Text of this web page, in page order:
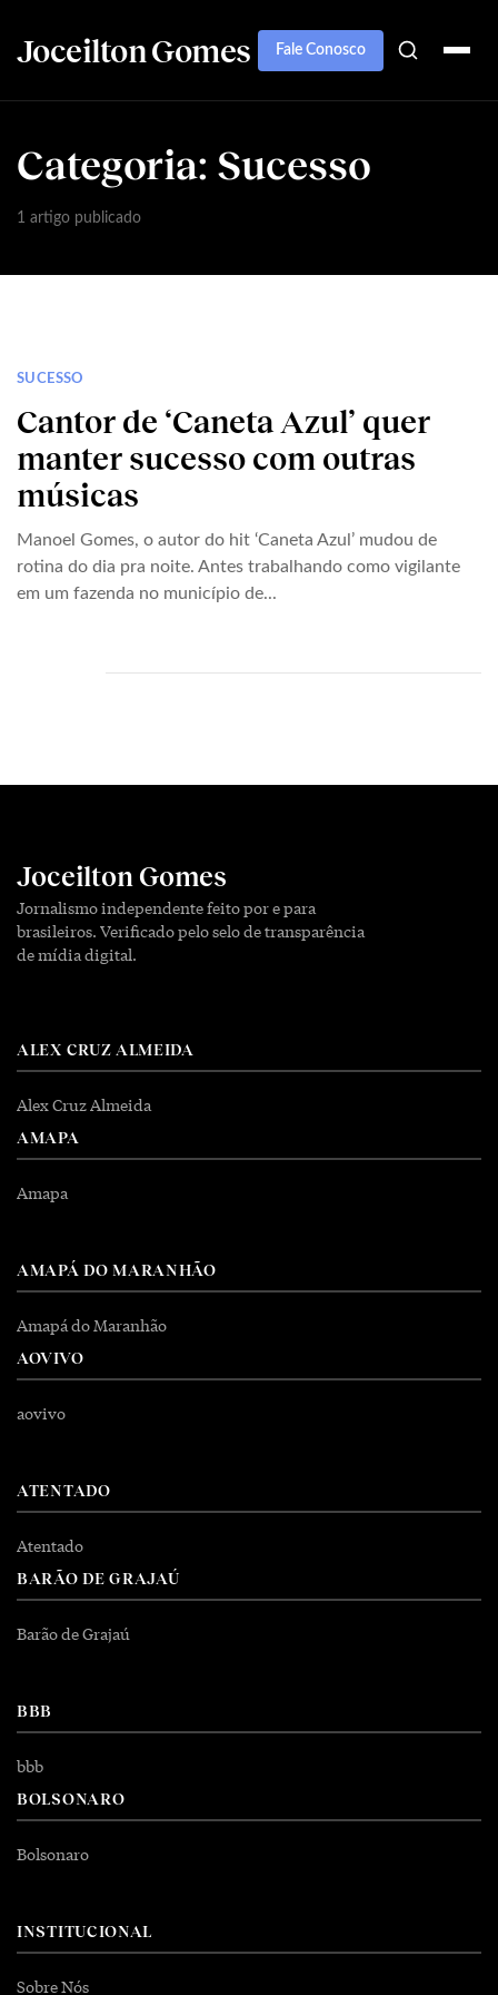
Joceilton Gomes Fale Conosco
Categoria: Sucesso
1 artigo publicado
SUCESSO
Cantor de ‘Caneta Azul’ quer
manter sucesso com outras
músicas
Manoel Gomes, o autor do hit ‘Caneta Azul’ mudou de
rotina do dia pra noite. Antes trabalhando como vigilante
em um fazenda no município de...
Joceilton Gomes
Jornalismo independente feito por e para
brasileiros. Verificado pelo selo de transparência
de mídia digital.
ALEX CRUZ ALMEIDA
Alex Cruz Almeida
AMAPA
Amapa
AMAPÁ DO MARANHÃO
Amapá do Maranhão
AOVIVO
aovivo
ATENTADO
Atentado
BARÃO DE GRAJAÚ
Barão de Grajaú
BBB
bbb
BOLSONARO
Bolsonaro
INSTITUCIONAL
Sobre Nós